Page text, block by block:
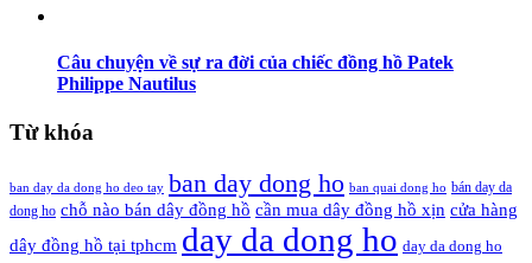
Câu chuyện về sự ra đời của chiếc đồng hồ Patek
Philippe Nautilus
Từ khóa
ban day da dong ho deo tay ban day dong ho ban quai dong ho bán day da
dong ho chỗ nào bán dây đồng hồ cần mua dây đồng hồ xịn cửa hàng
dây đồng hồ tại tphcm day da dong ho day da dong ho